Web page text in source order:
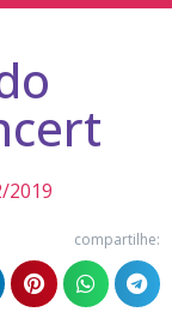
2019
compartilhe: